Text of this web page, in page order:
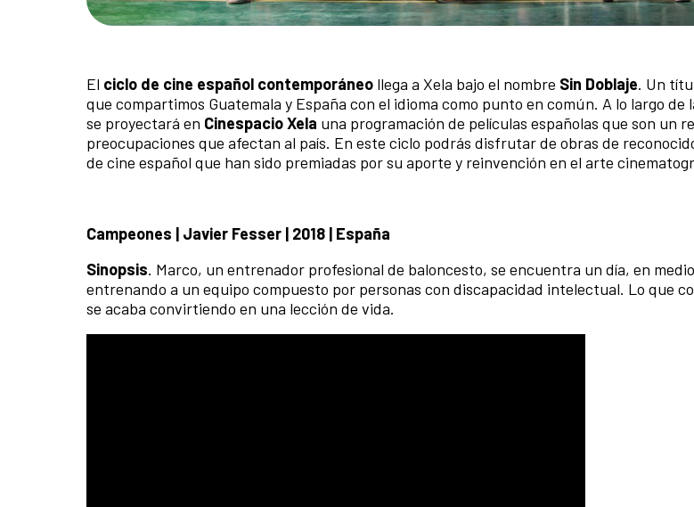
El ciclo de cine español contemporáneo llega a Xela bajo el nombre Sin Doblaje. Un
que compartimos Guatemala y España con el idioma como punto en común. A lo largo de
se proyectará en Cinespacio Xela una programación de películas españolas que son un
preocupaciones que afectan al país. En este ciclo podrás disfrutar de obras de
de cine español que han sido premiadas por su aporte y reinvención en el arte
Campeones | Javier Fesser | 2018 | España
Sinopsis. Marco, un entrenador profesional de baloncesto, se encuentra un día, en
entrenando a un equipo compuesto por personas con discapacidad intelectual. Lo que
se acaba convirtiendo en una lección de vida.